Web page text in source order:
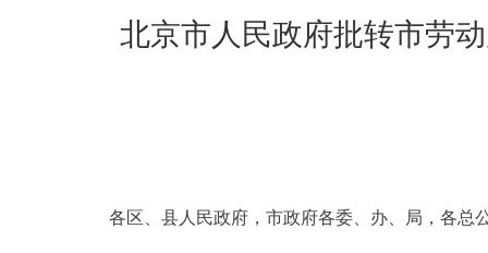
北京市人民政府批转市劳
各区、县人民政府，市政府各委、办、局，各总